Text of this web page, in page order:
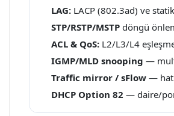
LAG: LACP (802.3ad) ve
STP/RSTP/MSTP döngü
ACL & QoS: L2/L3/L4
IGMP/MLD snooping —
Traffic mirror / sFlow — hat
DHCP Option 82 — daire/